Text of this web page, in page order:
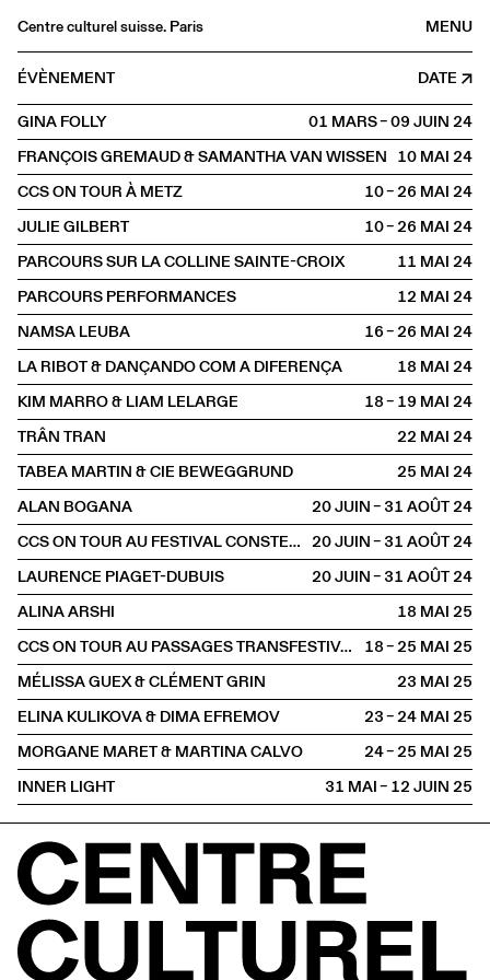
MENU
Centre culturel suisse. Paris
Agenda
Librairie
Buvette
Archives
Médiathèque
Éditions
Informations
FR/EN
HORS LES MURS Metz
ÉVÈNEMENT
DATE
GINA FOLLY
01 MARS – 09 JUIN2024
FRANÇOIS GREMAUD & SAMANTHA VAN WISSEN 10 MAI2024
CCS ON TOUR À METZ
10 – 26 MAI2024
JULIE GILBERT
10 – 26 MAI2024
PARCOURS SUR LA COLLINE SAINTE-CROIX
11 MAI2024
PARCOURS PERFORMANCES
12 MAI2024
NAMSA LEUBA
16 – 26 MAI2024
LA RIBOT & DANÇANDO COM A DIFERENÇA
18 MAI2024
KIM MARRO & LIAM LELARGE
18 – 19 MAI2024
TRÂN TRAN
22 MAI2024
TABEA MARTIN & CIE BEWEGGRUND
25 MAI2024
ALAN BOGANA
20 JUIN – 31 AOÛT2024
CCS ON TOUR AU FESTIVAL CONSTELLATIONS 20 JUIN – 31 AOÛT2024
LAURENCE PIAGET-DUBUIS
20 JUIN – 31 AOÛT2024
ALINA ARSHI
18 MAI2025
CCS ON TOUR AU PASSAGES TRANSFESTIVAL
18 – 25 MAI2025
MÉLISSA GUEX & CLÉMENT GRIN
23 MAI2025
ELINA KULIKOVA & DIMA EFREMOV
23 – 24 MAI2025
MORGANE MARET & MARTINA CALVO
24 – 25 MAI2025
INNER LIGHT
31 MAI – 12 JUIN2025